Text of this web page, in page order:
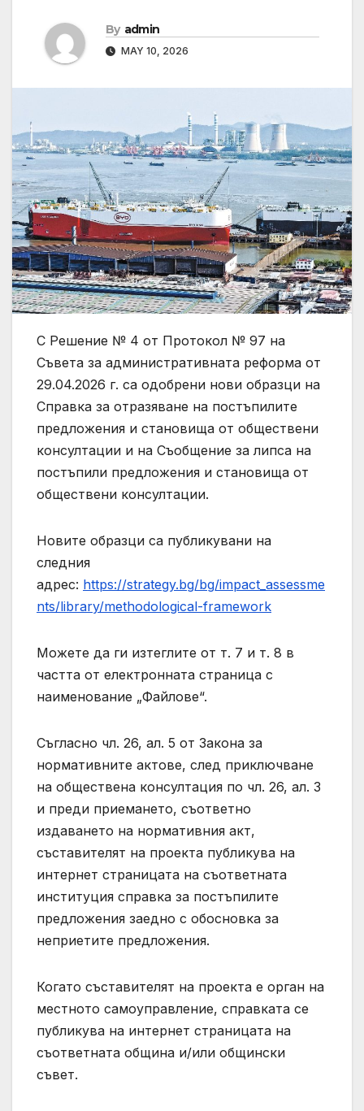
By admin
MAY 10, 2026
С Решение № 4 от Протокол № 97 на
Съвета за административната реформа от
29.04.2026 г. са одобрени нови образци на
Справка за отразяване на постъпилите
предложения и становища от обществени
консултации и на Съобщение за липса на
постъпили предложения и становища от
обществени консултации.
Новите образци са публикувани на
следния
адрес: https://strategy.bg/bg/impact_assessme
nts/library/methodological-framework
Можете да ги изтеглите от т. 7 и т. 8 в
частта от електронната страница с
наименование „Файлове“.
Съгласно чл. 26, ал. 5 от Закона за
нормативните актове, след приключване
на обществена консултация по чл. 26, ал. 3
и преди приемането, съответно
издаването на нормативния акт,
съставителят на проекта публикува на
интернет страницата на съответната
институция справка за постъпилите
предложения заедно с обосновка за
неприетите предложения.
Когато съставителят на проекта е орган на
местното самоуправление, справката се
публикува на интернет страницата на
съответната община и/или общински
съвет.